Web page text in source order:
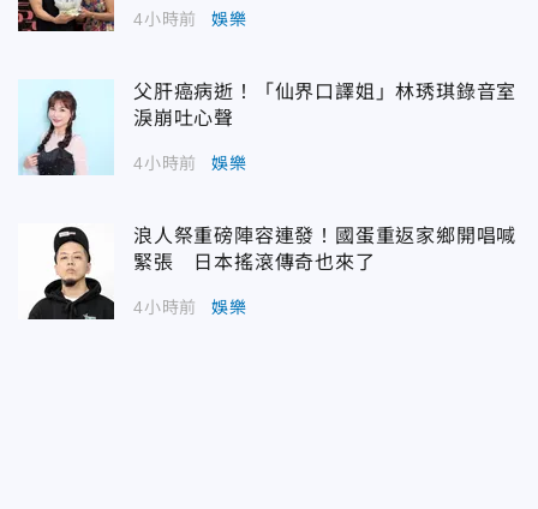
4小時前 娛樂
父肝癌病逝！「仙界口譯姐」林琇琪錄音室
淚崩吐心聲
4小時前 娛樂
浪人祭重磅陣容連發！國蛋重返家鄉開唱喊
緊張 日本搖滾傳奇也來了
4小時前 娛樂